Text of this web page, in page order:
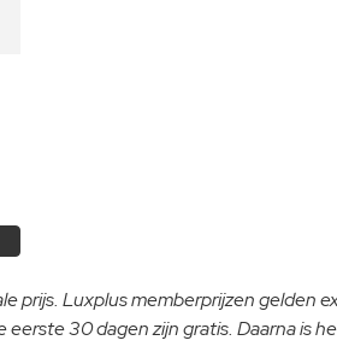
Luxplus memberprijzen gelden
30 dagen zijn gratis. Daarna is